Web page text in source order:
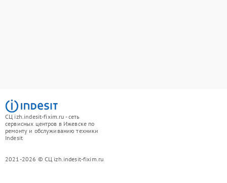
СЦ izh.indesit-fixim.ru - сеть
сервисных центров в Ижевске по
ремонту и обслуживанию техники
Indesit
2021-2026 © СЦ izh.indesit-fixim.ru